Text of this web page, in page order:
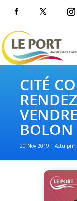
CITÉ
BOLON
20 Nov 2019 Actu